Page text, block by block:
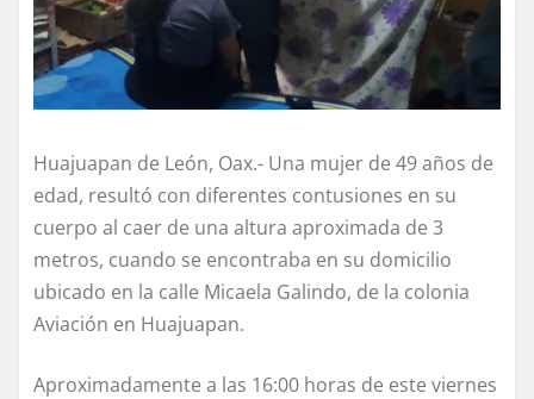
Huajuapan de León, Oax.- Una mujer de 49 años de
edad, resultó con diferentes contusiones en su
cuerpo al caer de una altura aproximada de 3
metros, cuando se encontraba en su domicilio
ubicado en la calle Micaela Galindo, de la colonia
Aviación en Huajuapan.
Aproximadamente a las 16:00 horas de este viernes